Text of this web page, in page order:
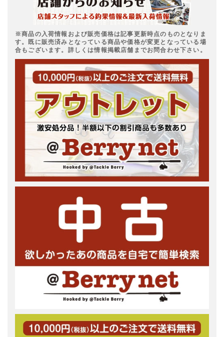
※商品の入荷情報および販売価格は記事更新時点のものとなりま
す。既に販売済みとなっている商品や価格が変更となっている場
合もございます。詳しくは情報掲載店舗までお問合わせ下さい。